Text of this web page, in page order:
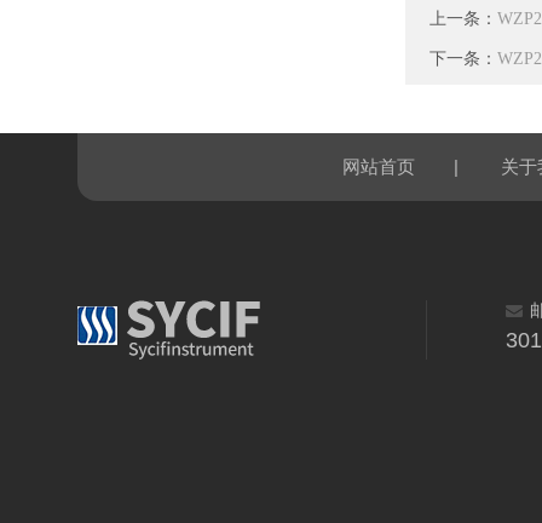
上一条：
下一条：
网站首页 | 关于